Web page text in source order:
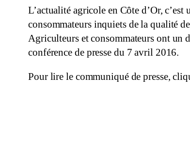
L’actualité agricole en Côte d’Or,
consommateurs inquiets de la qualité
Agriculteurs et consommateurs ont un
conférence de presse du 7 avril 2016.
Pour lire le communiqué de presse,